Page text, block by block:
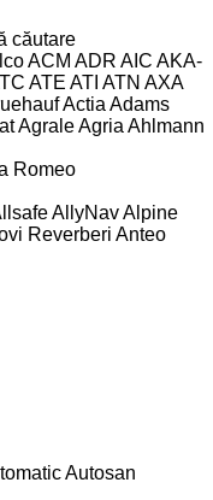
căutare
ACM ADR AIC AKA-
ATE ATI ATN AXA
Actia Adams
AgraleAgria Ahlmann
Romeo
AllyNavAlpine
Reverberi Anteo
Autosan